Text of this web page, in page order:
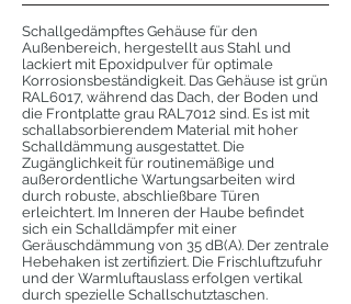
Schallgedämpftes Gehäuse für den
Außenbereich, hergestellt aus Stahl und
lackiert mit Epoxidpulver für optimale
Korrosionsbeständigkeit. Das Gehäuse ist grün
RAL6017, während das Dach, der Boden und
die Frontplatte grau RAL7012 sind. Es ist mit
schallabsorbierendem Material mit hoher
Schalldämmung ausgestattet. Die
Zugänglichkeit für routinemäßige und
außerordentliche Wartungsarbeiten wird
durch robuste, abschließbare Türen
erleichtert. Im Inneren der Haube befindet
sich ein Schalldämpfer mit einer
Geräuschdämmung von 35 dB(A). Der zentrale
Hebehaken ist zertifiziert. Die Frischluftzufuhr
und der Warmluftauslass erfolgen vertikal
durch spezielle Schallschutztaschen.